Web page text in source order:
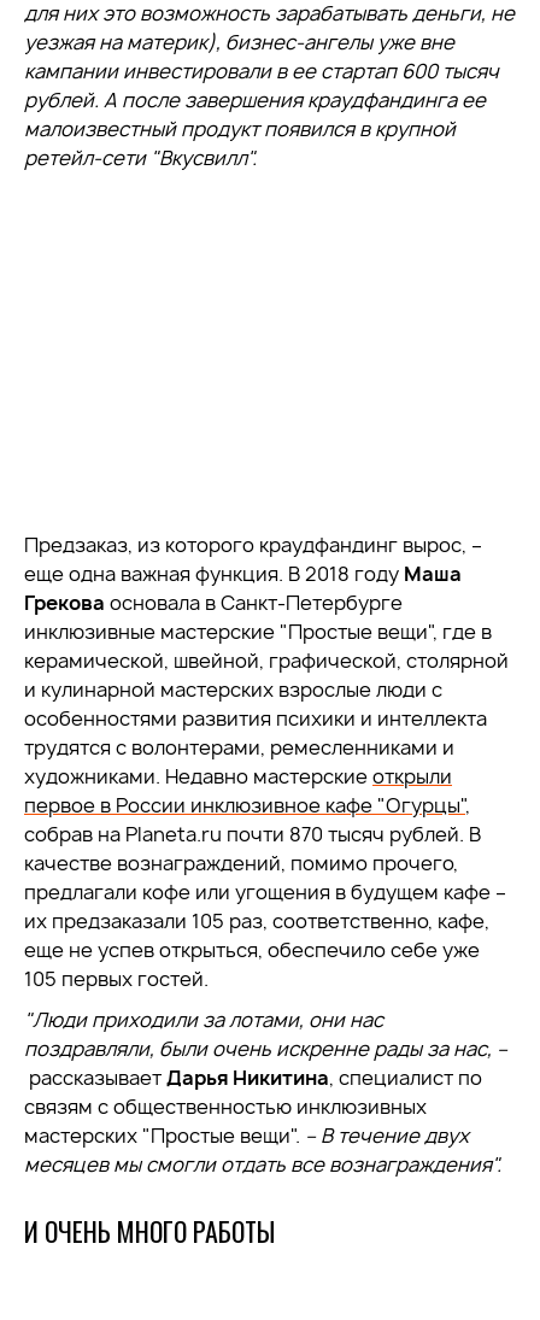
для них это возможность зарабатывать деньги, не
уезжая на материк), бизнес-ангелы уже вне
кампании инвестировали в ее стартап 600 тысяч
рублей. А после завершения краудфандинга ее
малоизвестный продукт появился в крупной
ретейл-сети "Вкусвилл".
Предзаказ, из которого краудфандинг вырос, –
еще одна важная функция. В 2018 году Маша
Грекова основала в Санкт-Петербурге
инклюзивные мастерские "Простые вещи", где в
керамической, швейной, графической, столярной
и кулинарной мастерских взрослые люди с
особенностями развития психики и интеллекта
трудятся с волонтерами, ремесленниками и
художниками. Недавно мастерскиеоткрыли
первое в России инклюзивное кафе "Огурцы",
собрав на Planeta.ru почти 870 тысяч рублей. В
качестве вознаграждений, помимо прочего,
предлагали кофе или угощения в будущем кафе –
их предзаказали 105 раз, соответственно, кафе,
еще не успев открыться, обеспечило себе уже
105 первых гостей.
"Люди приходили за лотами, они нас
поздравляли, были очень искренне рады за нас, –
рассказываетДарья Никитина, специалист по
связям с общественностью инклюзивных
мастерских "Простые вещи". – В течение двух
месяцев мы смогли отдать все вознаграждения".
И ОЧЕНЬ МНОГО РАБОТЫ